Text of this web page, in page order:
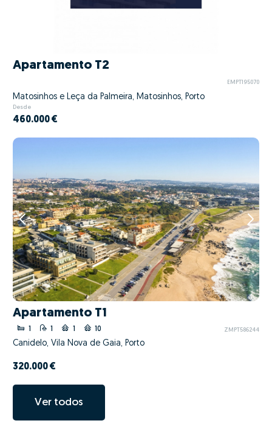
Apartamento T2
EMPT195070
Matosinhos e Leça da Palmeira, Matosinhos, Porto
Desde
460.000 €
Apartamento T1
10 ZMPT586244
Canidelo, Vila Nova de Gaia, Porto
320.000 €
Ver todos